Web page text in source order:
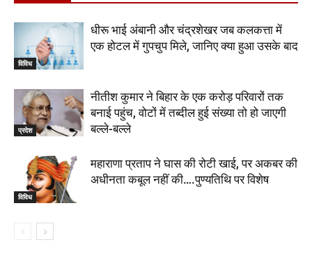
विविध
धीरू भाई अंबानी और चंद्रशेखर जब कलकत्ता में
एक होटल में गुपचुप मिले, जानिए क्या हुआ उसके बाद
प्रदेश
नीतीश कुमार ने बिहार के एक करोड़ परिवारों तक
बनाई पहुंच, वोटों में तब्दील हुई संख्या तो हो जाएगी
बल्ले-बल्ले
विविध
महाराणा प्रताप ने घास की रोटी खाई, पर अकबर की
अधीनता कबूल नहीं की….पुण्यतिथि पर विशेष